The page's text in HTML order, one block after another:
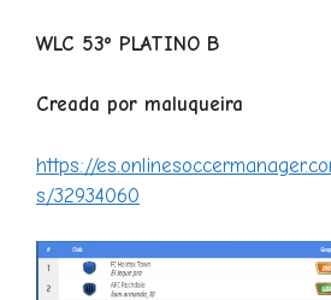
WLC 53º PLATINO B
Creada por maluqueira
https://
s/32934060